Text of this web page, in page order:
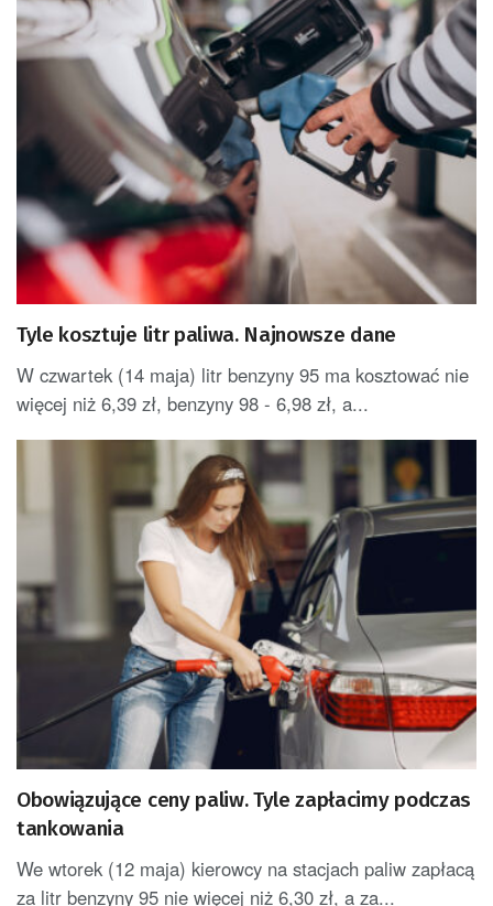
Tyle kosztuje litr paliwa. Najnowsze dane
W czwartek (14 maja) litr benzyny 95 ma kosztować nie
więcej niż 6,39 zł, benzyny 98 - 6,98 zł, a...
Obowiązujące ceny paliw. Tyle zapłacimy podczas
tankowania
We wtorek (12 maja) kierowcy na stacjach paliw zapłacą
za litr benzyny 95 nie więcej niż 6,30 zł, a za...